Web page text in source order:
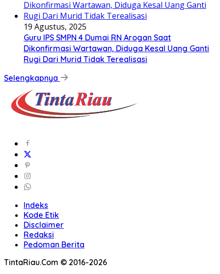
19 Agustus, 2025
Guru IPS SMPN 4 Dumai RN Arogan Saat
Dikonfirmasi Wartawan, Diduga Kesal Uang Ganti
Rugi Dari Murid Tidak Terealisasi
Selengkapnya
Indeks
Kode Etik
Disclaimer
Redaksi
Pedoman Berita
TintaRiau.Com © 2016-2026